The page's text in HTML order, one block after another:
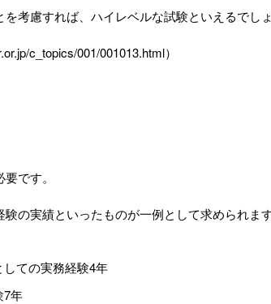
考慮すれば、ハイレベルな試験といえるでしょ
c_topics/001/001013.html）
です。
の実績といったものが一例として求められます
ての実務経験4年
7年